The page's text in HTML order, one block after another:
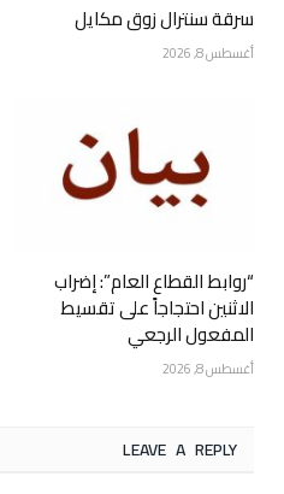
سرقة سنترال زوق مكايل
أغسطس 8, 2026
“روابط القطاع العام”: إضراب
الاثنين احتجاجاً على تقسيط
المفعول الرجعي
أغسطس 8, 2026
LEAVE A REPLY